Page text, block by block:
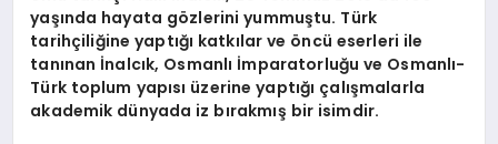
yaşında hayata gözlerini yummuştu. Türk
tarihçiliğine yaptığı katkılar ve öncü eserleri ile
tanınan İnalcık, Osmanlı İmparatorluğu ve Osmanlı-
Türk toplum yapısı üzerine yaptığı çalışmalarla
akademik dünyada iz bırakmış bir isimdir.